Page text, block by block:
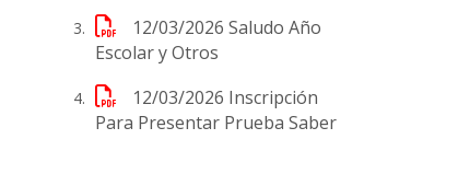
12/03/2026 Saludo Año
Escolar y Otros
12/03/2026 Inscripción
Para Presentar Prueba Saber